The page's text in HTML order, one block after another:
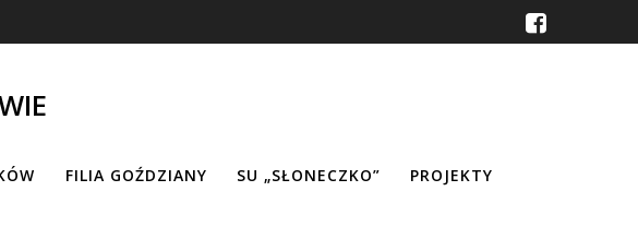
FILIA GOŹDZIANY SU „SŁONECZKO” PROJEKTY